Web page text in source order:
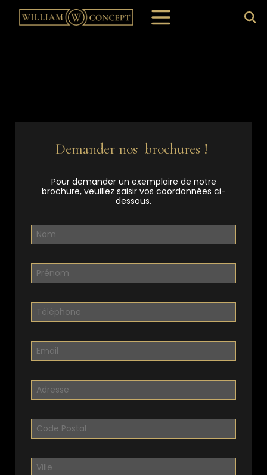
Demander nos brochures !
Pour demander un exemplaire de notre
brochure, veuillez saisir vos coordonnées ci-
dessous.